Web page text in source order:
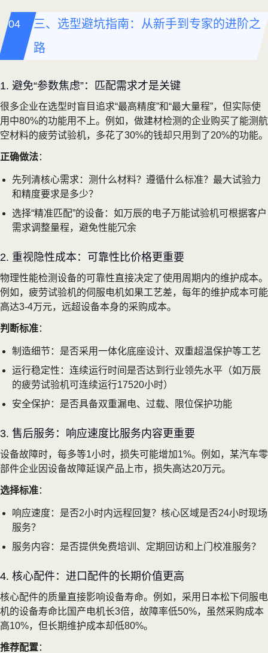
三、选型避坑指南：从新手到专家的进阶之
路
1. 避免“参数焦虑”：匹配需求才是关键
很多企业在选型时盲目追求“最高精度”和“最大量程”，但实际使
用中80%的功能用不上。例如，做建材检测的企业购买了能测航
空材料的疲劳试验机，多花了30%的钱却只用到了20%的功能。
正确做法：
先列清核心需求：测什么材料？遵循什么标准？最大试验力
和精度要求是多少？
选择“精准匹配”的设备：如万辰的电子万能试验机可根据客户
需求调整量程，避免性能冗余
2. 重视隐性成本：可靠性比价格更重要
物理性能检测设备的可靠性直接决定了使用周期内的维护成本。
例如，疲劳试验机的伺服电机如果工艺差，每年的维护成本可能
高达3-4万元，远超设备本身的采购成本。
判断标准：
制造细节：是否采用一体化底座设计、双重超温保护等工艺
运行稳定性：连续运行时间是否达到行业领先水平（如万辰
的疲劳试验机可连续运行17520小时）
安全保护：是否具备双重漏电、过载、限位保护功能
3. 售后服务：响应速度比服务内容更重要
设备故障时，每多等1小时，损失可能增加1%。例如，某汽车零
部件企业因设备故障延误产品上市，损失高达20万元。
选择标准：
响应速度：是否2小时内远程回复？核心区域是否24小时现场
服务？
服务内容：是否提供免费培训、定期回访和上门校准服务？
4. 核心配件：进口配件的长期价值更高
核心配件的质量直接影响设备寿命。例如，采用日本松下伺服电
机的设备寿命比国产电机长3倍，故障率低50%，虽然采购成本
高10%，但长期维护成本却低80%。
推荐配置：